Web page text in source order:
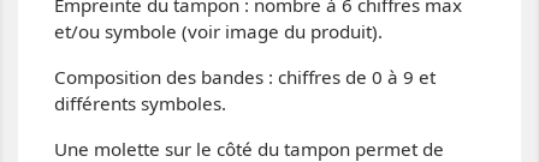
Empreinte du tampon : nombre à 6 chiffres max
et/ou symbole (voir image du produit).
Composition des bandes : chiffres de 0 à 9 et
différents symboles.
Une molette sur le côté du tampon permet de